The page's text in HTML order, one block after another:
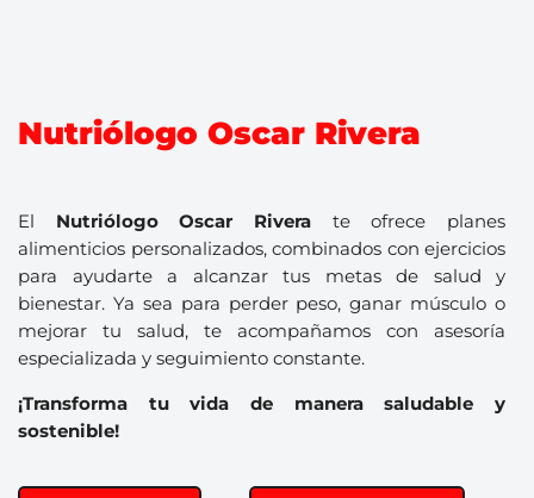
Nutriólogo Oscar Rivera
El Nutriólogo Oscar Rivera te ofrece planes
alimenticios personalizados, combinados con ejercicios
para ayudarte a alcanzar tus metas de salud y
bienestar. Ya sea para perder peso, ganar músculo o
mejorar tu salud, te acompañamos con asesoría
especializada y seguimiento constante.
¡Transforma tu vida de manera saludable y
sostenible!